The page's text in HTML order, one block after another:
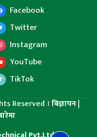
Facebook
Twitter
Instagram
YouTube
TikTok
Reserved । बिज्ञापन|